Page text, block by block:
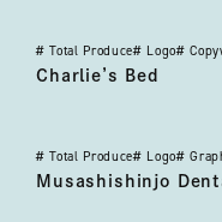
チャーリーズ ベット
Charlie’s Bed
# Total Produce# Logo#
武蔵新城駅前歯科
Musashishinjo
# Total Produce# Logo#